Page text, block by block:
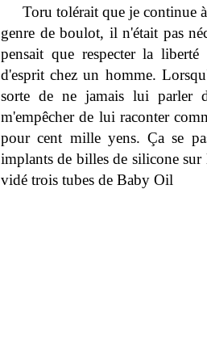
Toru tolérait que je continue
genre de boulot, il n'était pas
pensait que respecter la
d'esprit chez un homme.
sorte de ne jamais lui
m'empêcher de lui raconter
pour cent mille yens. Ça se
implants de billes de silicone
vidé trois tubes de Baby Oil